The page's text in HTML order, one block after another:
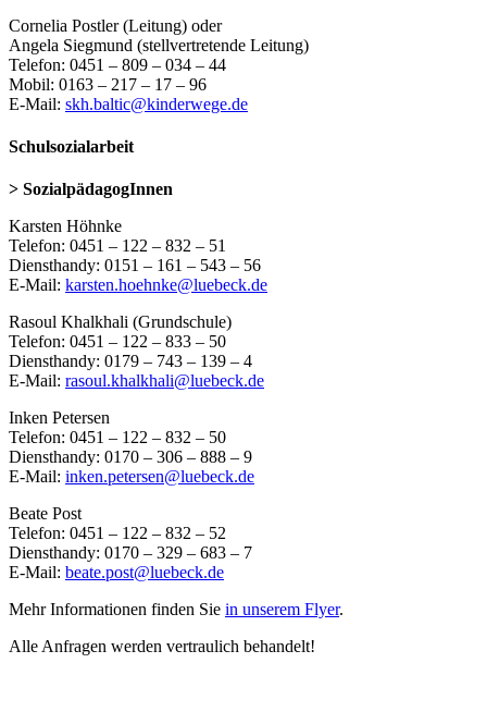
Cornelia Postler (Leitung) oder
Angela Siegmund (stellvertretende Leitung)
Telefon: 0451 – 809 – 034 – 44
Mobil: 0163 – 217 – 17 – 96
E-Mail: skh.baltic@kinderwege.de
Schulsozialarbeit
> SozialpädagogInnen
Karsten Höhnke
Telefon: 0451 – 122 – 832 – 51
Diensthandy: 0151 – 161 – 543 – 56
E-Mail: karsten.hoehnke@luebeck.de
Rasoul Khalkhali (Grundschule)
Telefon: 0451 – 122 – 833 – 50
Diensthandy: 0179 – 743 – 139 – 4
E-Mail: rasoul.khalkhali@luebeck.de
Inken Petersen
Telefon: 0451 – 122 – 832 – 50
Diensthandy: 0170 – 306 – 888 – 9
E-Mail: inken.petersen@luebeck.de
Beate Post
Telefon: 0451 – 122 – 832 – 52
Diensthandy: 0170 – 329 – 683 – 7
E-Mail: beate.post@luebeck.de
Mehr Informationen finden Sie in unserem Flyer.
Alle Anfragen werden vertraulich behandelt!